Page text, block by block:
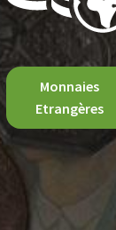
Monnaies
Etrangères